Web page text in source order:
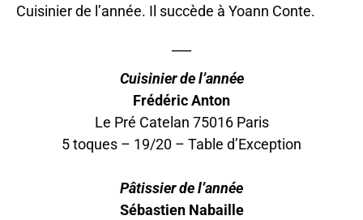
Cuisinier de l’année. Il succède à Yoann Conte.
Cuisinier de l’année
Frédéric Anton
Le Pré Catelan 75016 Paris
5 toques – 19/20 – Table d’Exception
Pâtissier de l’année
Sébastien Nabaille